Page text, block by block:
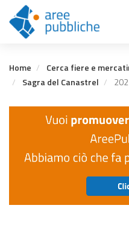
contenuto
principale
Home Cerca fiere e
Sagra del Canastrel